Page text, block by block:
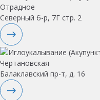
Отрадное
Северный б-р, 7Г стр. 2
Чертановская
Балаклавский пр-т, д. 16